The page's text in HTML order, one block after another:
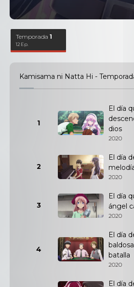
Temporada1
12 Ep.
Kamisama ni Natta Hi -
1
El día
dios
2020
2
El día
2020
3
El día
ángel
2020
4
El día
batalla
2020
El día